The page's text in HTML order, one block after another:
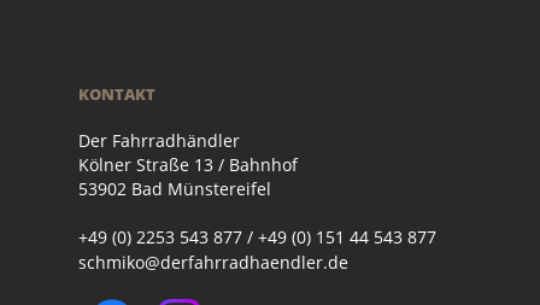
KONTAKT
Der Fahrradhändler
Kölner Straße 13 / Bahnhof
53902 Bad Münstereifel
+49 (0) 2253 543 877 / +49 (0) 151 44 543 877
schmiko@derfahrradhaendler.de